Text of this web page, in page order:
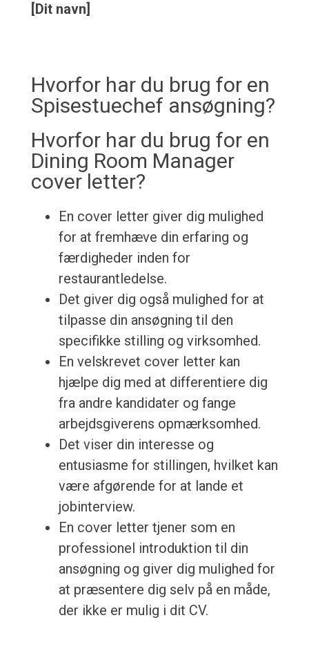
[Dit navn]
Hvorfor har du brug for en
Spisestuechef ansøgning?
Hvorfor har du brug for en
Dining Room Manager
cover letter?
En cover letter giver dig mulighed
for at fremhæve din erfaring og
færdigheder inden for
restaurantledelse.
Det giver dig også mulighed for at
tilpasse din ansøgning til den
specifikke stilling og virksomhed.
En velskrevet cover letter kan
hjælpe dig med at differentiere dig
fra andre kandidater og fange
arbejdsgiverens opmærksomhed.
Det viser din interesse og
entusiasme for stillingen, hvilket kan
være afgørende for at lande et
jobinterview.
En cover letter tjener som en
professionel introduktion til din
ansøgning og giver dig mulighed for
at præsentere dig selv på en måde,
der ikke er mulig i dit CV.